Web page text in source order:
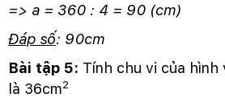
=> a = 360 : 4 = 90 (cm)
Đáp số: 90cm
Bài tập 5: Tính chu vi của
là 36cm2